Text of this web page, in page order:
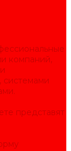
компаний,
системами
представят